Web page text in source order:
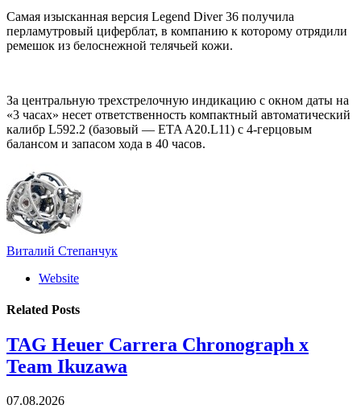
Самая изысканная версия Legend Diver 36 получила
перламутровый циферблат, в компанию к которому отрядили
ремешок из белоснежной телячьей кожи.
За центральную трехстрелочную индикацию с окном даты на
«3 часах» несет ответственность компактный автоматический
калибр L592.2 (базовый — ETA A20.L11) с 4-герцовым
балансом и запасом хода в 40 часов.
Виталий Степанчук
Website
Related Posts
TAG Heuer Carrera Chronograph x
Team Ikuzawa
07.08.2026